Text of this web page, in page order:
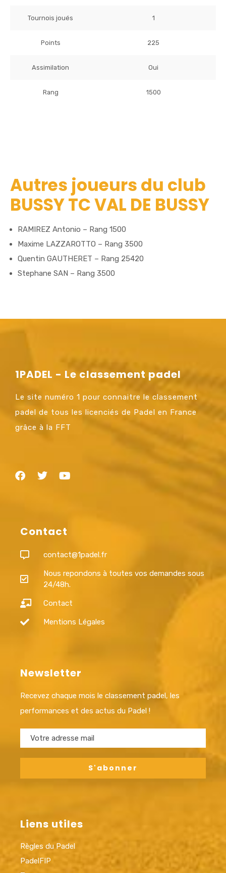
Tournois joués 1
Points 225
Assimilation Oui
Rang 1500
Autres joueurs du club
BUSSY TC VAL DE BUSSY
RAMIREZ Antonio – Rang 1500
Maxime LAZZAROTTO – Rang 3500
Quentin GAUTHERET – Rang 25420
Stephane SAN – Rang 3500
1PADEL - Le classement padel
Le site numéro 1 pour connaitre le classement
padel de tous les licenciés de Padel en France
grâce à la FFT
Contact
contact@1padel.fr
Nous repondons à toutes vos demandes sous
24/48h.
Contact
Mentions Légales
Newsletter
Recevez chaque mois le classement padel, les
performances et des actus du Padel !
Liens utiles
Règles du Padel
PadelFIP